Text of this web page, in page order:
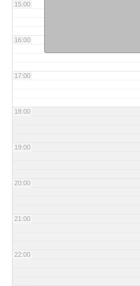
15:00
16:00
17:00
18:00
19:00
20:00
21:00
22:00